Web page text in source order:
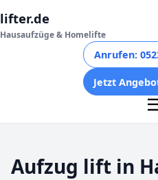
lifter.de
Hausaufzüge & Homelifte
Anrufen:
Jetzt
Aufzug lift in